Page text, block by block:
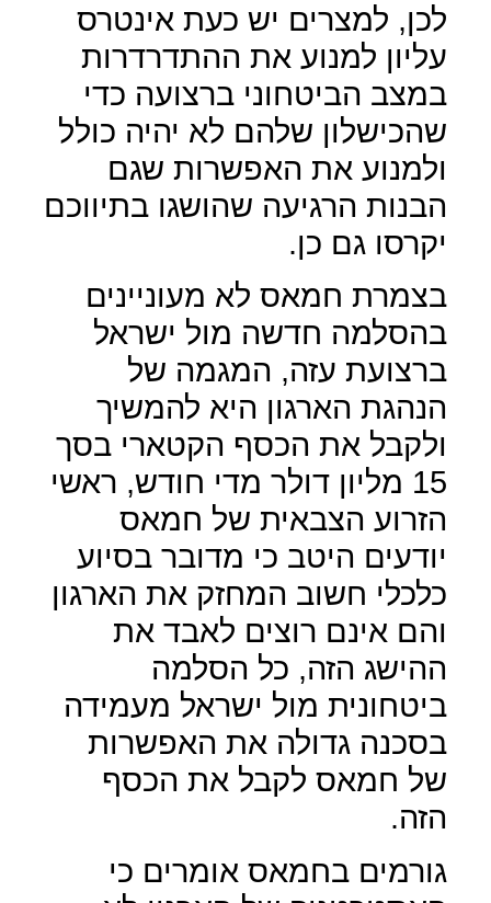
לכן, למצרים יש כעת אינטרס
עליון למנוע את ההתדרדרות
במצב הביטחוני ברצועה כדי
שהכישלון שלהם לא יהיה כולל
ולמנוע את האפשרות שגם
הבנות הרגיעה שהושגו בתיווכם
יקרסו גם כן.
בצמרת חמאס לא מעוניינים
בהסלמה חדשה מול ישראל
ברצועת עזה, המגמה של
הנהגת הארגון היא להמשיך
ולקבל את הכסף הקטארי בסך
15 מליון דולר מדי חודש, ראשי
הזרוע הצבאית של חמאס
יודעים היטב כי מדובר בסיוע
כלכלי חשוב המחזק את הארגון
והם אינם רוצים לאבד את
ההישג הזה, כל הסלמה
ביטחונית מול ישראל מעמידה
בסכנה גדולה את האפשרות
של חמאס לקבל את הכסף
הזה.
גורמים בחמאס אומרים כי